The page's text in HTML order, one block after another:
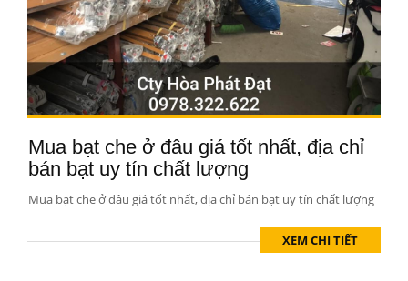
Mua bạt che ở đâu giá tốt nhất, địa chỉ
bán bạt uy tín chất lượng
Mua bạt che ở đâu giá tốt nhất, địa chỉ bán bạt uy tín chất lượng
XEM CHI TIẾT